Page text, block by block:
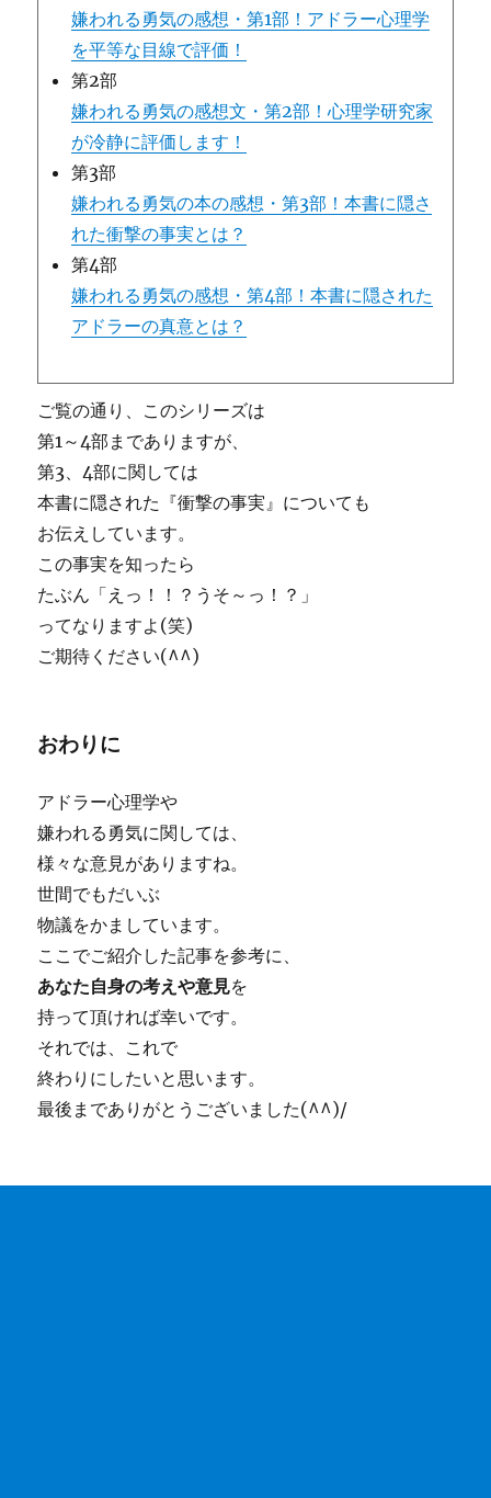
嫌われる勇気の感想・第1部！アドラー心理学
を平等な目線で評価！
第2部
嫌われる勇気の感想文・第2部！心理学研究家
が冷静に評価します！
第3部
嫌われる勇気の本の感想・第3部！本書に隠さ
れた衝撃の事実とは？
第4部
嫌われる勇気の感想・第4部！本書に隠された
アドラーの真意とは？
ご覧の通り、このシリーズは
第1～4部までありますが、
第3、4部に関しては
本書に隠された 『衝撃の事実』 についても
お伝えしています。
この事実を知ったら
たぶん「えっ！！？うそ～っ！？」
ってなりますよ(笑)
ご期待ください(^^)
おわりに
アドラー心理学や
嫌われる勇気に関しては、
様々な意見がありますね。
世間でもだいぶ
物議をかましています。
ここでご紹介した記事を参考に、
あなた自身の考えや意見を
持って頂ければ幸いです。
それでは、これで
終わりにしたいと思います。
最後までありがとうございました(^^)/